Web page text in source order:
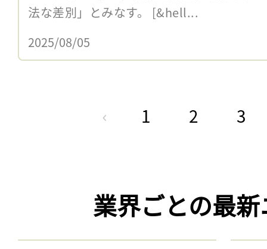
法な差別」とみなす。 [&hell...
2025/08/05
1 2 3
業界ごとの最